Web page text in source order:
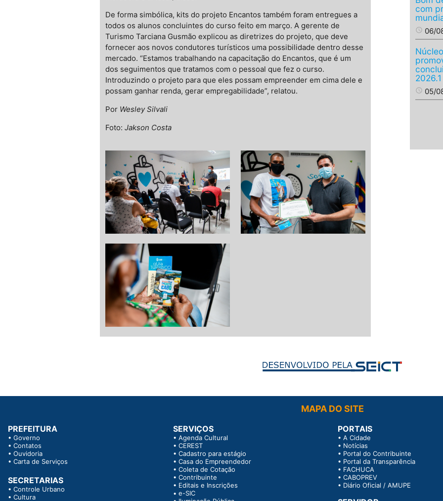
De forma simbólica, kits do projeto Encantos também foram entregues a
todos os alunos concluintes do curso feito em março. A gerente de
Turismo Tarciana Gusmão explicou as diretrizes do projeto, que deve
fornecer aos novos condutores turísticos uma possibilidade dentro desse
mercado. “Estamos trabalhando na capacitação do Encantos, que é um
dos seguimentos que tratamos com o pessoal que fez o curso.
Introduzindo o projeto para que eles possam empreender em cima dele e
possam ganhar renda, gerar empregabilidade”, relatou.
Por Wesley Silvali
Foto: Jakson Costa
com
access_time 06/
2026.1
access_time 05/
MAPA DO SITE
PREFEITURA
•Governo
•Contatos
•Ouvidoria
•Carta de Serviços
SECRETARIAS
•Controle Urbano
•Cultura
SERVIÇOS
• Agenda Cultural
• CEREST
• Cadastro para estágio
• Casa do Empreendedor
• Coleta de Cotação
• Contribuinte
• Editais e Inscrições
• e-SIC
PORTAIS
•A Cidade
• Notícias
• Portal do Contribuinte
• Portal da Transparência
• FACHUCA
•CABOPREV
• Diário Oficial / AMUPE